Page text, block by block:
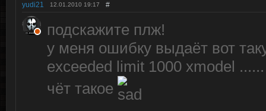
yudi21 12.01.2010 19:17 #
подскажите плж!
у меня ошибку выдаёт вот
exceeded limit 1000 xmodel ......
чёт такое